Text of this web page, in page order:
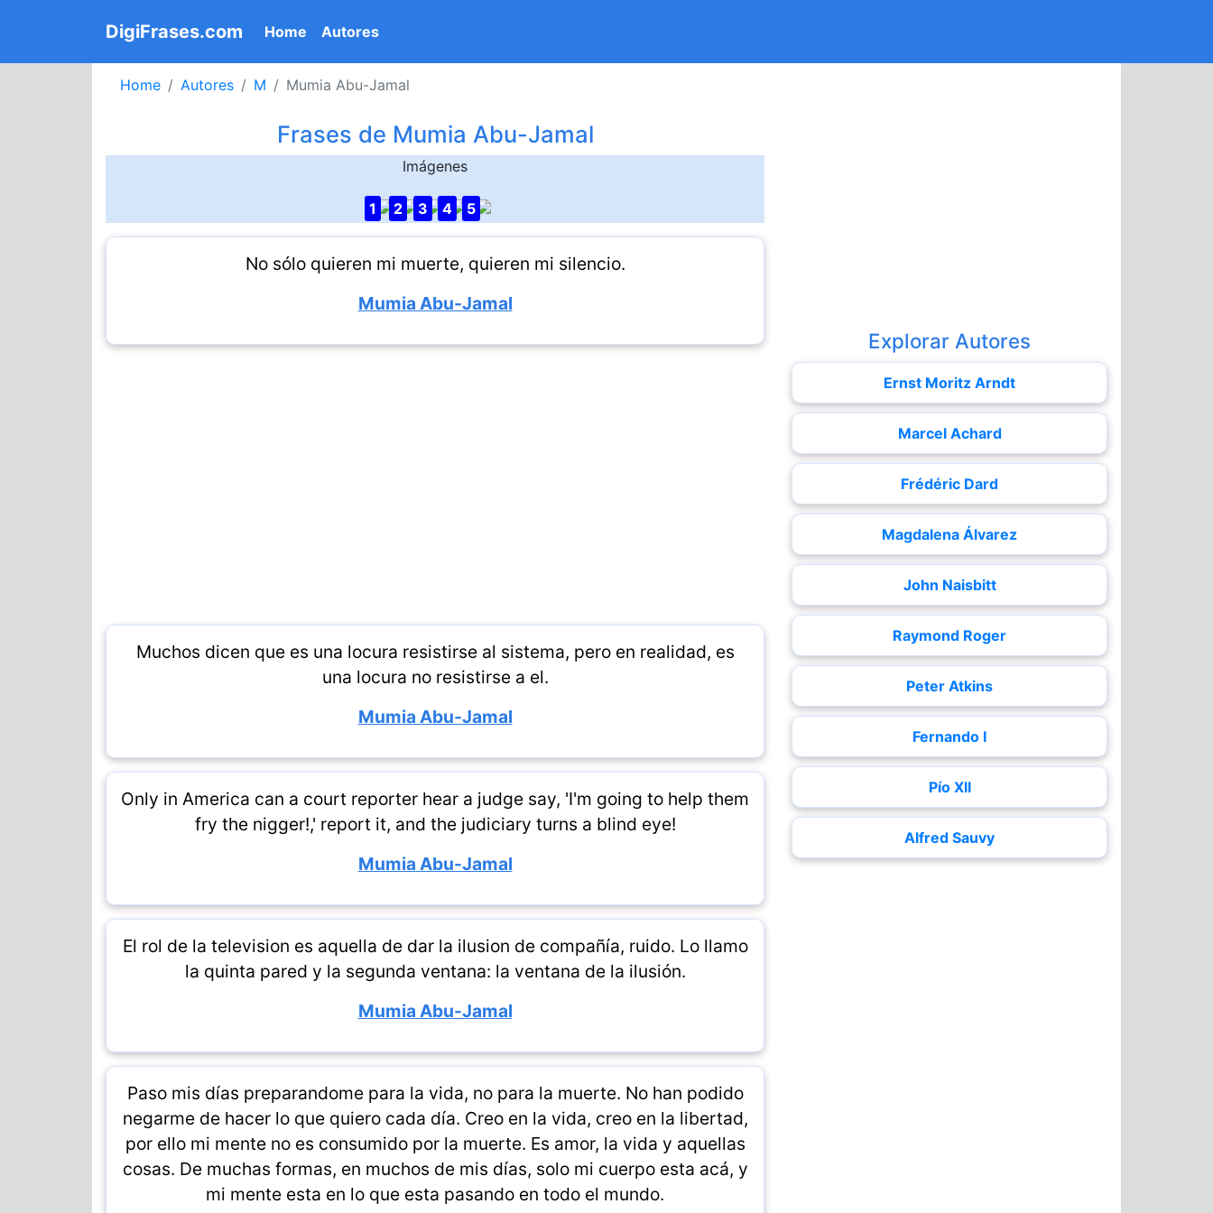
DigiFrases.com Home (current)
Autores
Home Autores M Mumia Abu-Jamal
Frases de Mumia Abu-Jamal
Imágenes
1 2 3 4 5
No sólo quieren mi muerte, quieren mi silencio.
Mumia Abu-Jamal
Muchos dicen que es una locura resistirse al sistema, pero en realidad, es
una locura no resistirse a el.
Mumia Abu-Jamal
Only in America can a court reporter hear a judge say, 'I'm going to help them
fry the nigger!,' report it, and the judiciary turns a blind eye!
Mumia Abu-Jamal
El rol de la television es aquella de dar la ilusion de compañía, ruido. Lo llamo
la quinta pared y la segunda ventana: la ventana de la ilusión.
Mumia Abu-Jamal
Paso mis días preparandome para la vida, no para la muerte. No han podido
negarme de hacer lo que quiero cada día. Creo en la vida, creo en la libertad,
por ello mi mente no es consumido por la muerte. Es amor, la vida y aquellas
cosas. De muchas formas, en muchos de mis días, solo mi cuerpo esta acá, y
mi mente esta en lo que esta pasando en todo el mundo.
Explorar Autores
Ernst Moritz Arndt
Marcel Achard
Frédéric Dard
Magdalena Álvarez
John Naisbitt
Raymond Roger
Peter Atkins
Fernando I
Pío XII
Alfred Sauvy